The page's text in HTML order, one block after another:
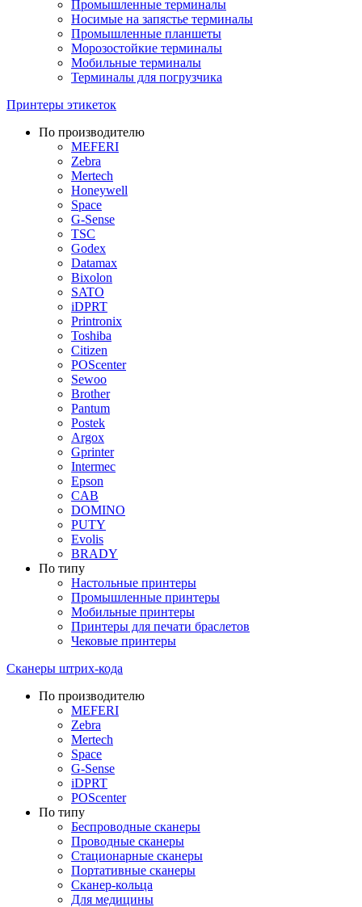
Промышленные терминалы
Носимые на запястье терминалы
Промышленные планшеты
Морозостойкие терминалы
Мобильные терминалы
Терминалы для погрузчика
Принтеры этикеток
По производителю
MEFERI
Zebra
Mertech
Honeywell
Space
G-Sense
TSC
Godex
Datamax
Bixolon
SATO
iDPRT
Printronix
Toshiba
Citizen
POScenter
Sewoo
Brother
Pantum
Postek
Argox
Gprinter
Intermec
Epson
CAB
DOMINO
PUTY
Evolis
BRADY
По типу
Настольные принтеры
Промышленные принтеры
Мобильные принтеры
Принтеры для печати браслетов
Чековые принтеры
Сканеры штрих-кода
По производителю
MEFERI
Zebra
Mertech
Space
G-Sense
iDPRT
POScenter
По типу
Беспроводные сканеры
Проводные сканеры
Стационарные сканеры
Портативные сканеры
Сканер-кольца
Для медицины